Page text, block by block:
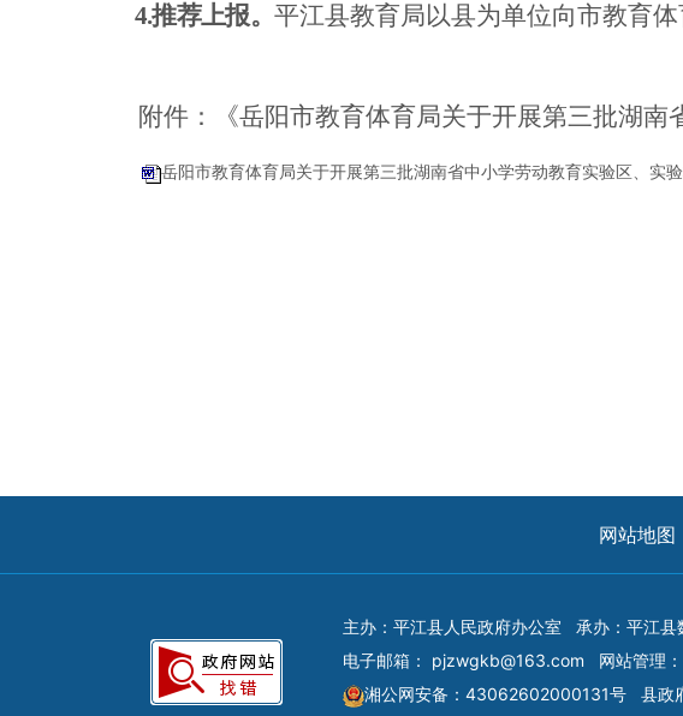
4.推荐上报。 平江县教育局以县为单位向市教育
附件：《岳阳市教育体育局关于开展第三批湖南
岳阳市教育体育局关于开展第三批湖南省中小学劳动教育实验区、实
网站地图
主办：平江县人民政府办公室 承办：平江县
电子邮箱： pjzwgkb@163.com 网站管理
湘公网安备：43062602000131号
县政